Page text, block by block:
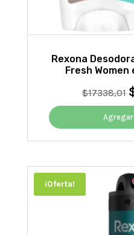
Rexona
Fresh
$17338,01
¡Oferta!